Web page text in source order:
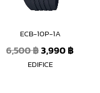
ECB-10P-1A
6,500฿3,990฿
EDIFICE